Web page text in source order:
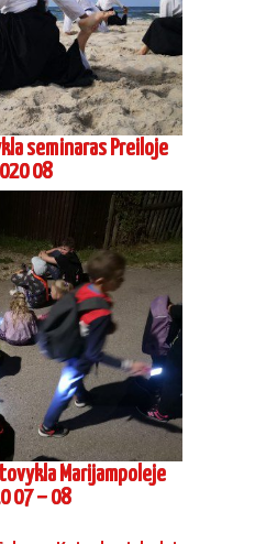
Marijampoleje
07 – 08
danas Koinobori dodzio,
2019 11